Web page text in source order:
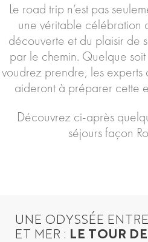
Le road trip n’est pas
une véritable célébration
découverte et du plaisir de
par le chemin. Quelque
voudrez prendre, les experts
aideront à préparer cette
Découvrez ci-après
séjours façon
UNE ODYSSÉE
ET MER : LE TOUR